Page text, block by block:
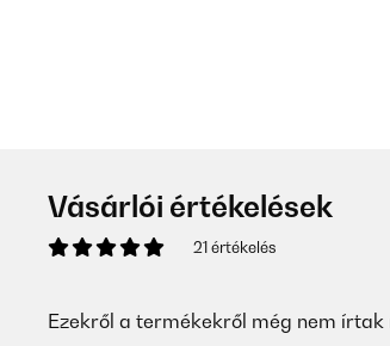
Vásárlói értékelések
21 értékelés
Ezekről a termékekről még nem írtak